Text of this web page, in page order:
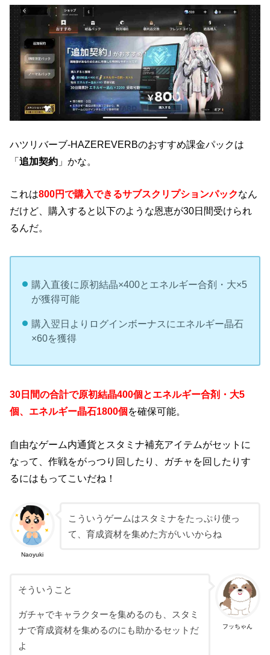
ハツリバーブ-HAZEREVERBのおすすめ課金パックは
「追加契約 」かな。
これは800円で購入できるサブスクリプションパックなん
だけど、購入すると以下のような恩恵が30日間受けられ
るんだ。
購入直後に原初結晶×400とエネルギー合剤・大×5
が獲得可能
購入翌日よりログインボーナスにエネルギー晶石
×60を獲得
30日間の合計で原初結晶400個とエネルギー合剤・大5
個、エネルギー晶石1800個 を確保可能。
自由なゲーム内通貨とスタミナ補充アイテムがセットに
なって、作戦をがっつり回したり、ガチャを回したりす
るにはもってこいだね！
Naoyuki
こういうゲームはスタミナをたっぷり使っ
て、育成資材を集めた方がいいからね
フッちゃん
そういうこと
ガチャでキャラクターを集めるのも、スタミ
ナで育成資材を集めるのにも助かるセットだ
よ